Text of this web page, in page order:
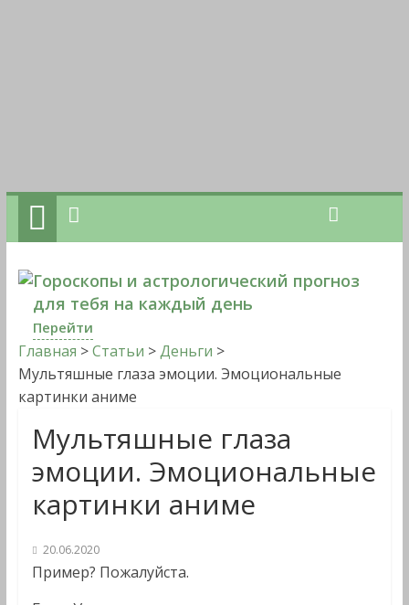
Гороскопы и астрологический прогноз
для тебя на каждый день
Перейти
Главная >Статьи >Деньги >
Мультяшные глаза эмоции. Эмоциональные
картинки аниме
Мультяшные глаза
эмоции. Эмоциональные
картинки аниме
20.06.2020
Пример? Пожалуйста.